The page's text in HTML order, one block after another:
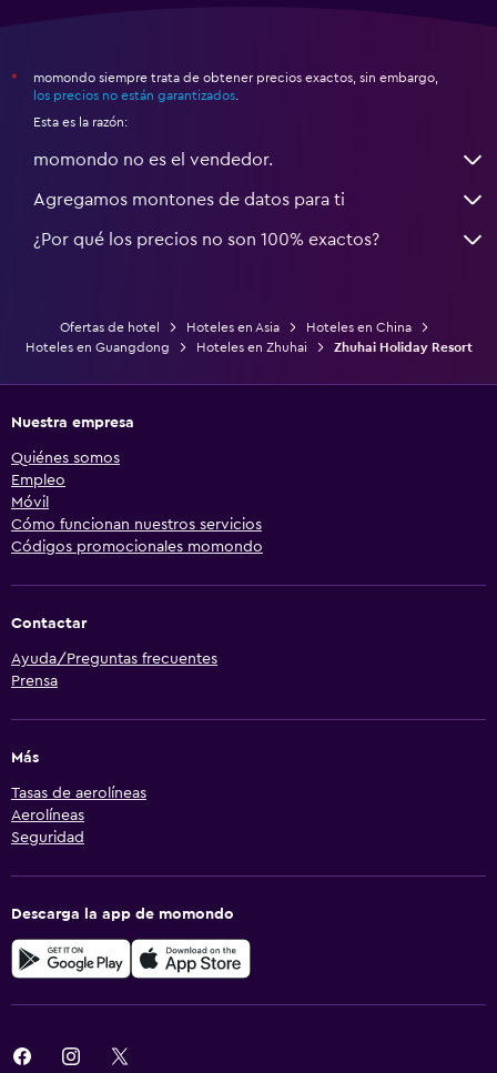
*
momondo siempre trata de obtener precios exactos, sin embargo,
los precios no están garantizados
Esta es la razón:
momondo no es el vendedor.
Agregamos montones de datos para ti
¿Por qué los precios no son 100% exactos?
Ofertas de hotel Hoteles en Asia
Hoteles en China
Hoteles en Guangdong
Hoteles en Zhuhai Zhuhai Holiday Resort
Nuestra empresa
Quiénes somos
Empleo
Móvil
Cómo funcionan nuestros servicios
Códigos promocionales momondo
Contactar
Ayuda/Preguntas frecuentes
Prensa
Más
Tasas de aerolíneas
Aerolíneas
Seguridad
Descarga la app de momondo